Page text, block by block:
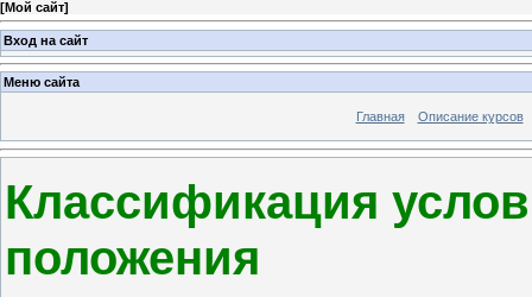
[Мой сайт]
Вход на сайт
Меню сайта
Главная Описание курсов
Классификация
положения